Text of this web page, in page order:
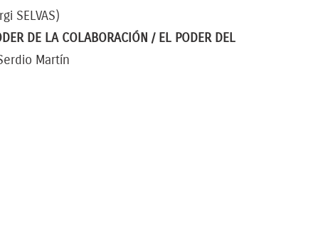
SELVAS)
DE LA COLABORACIÓN / EL PODER DEL
Martín